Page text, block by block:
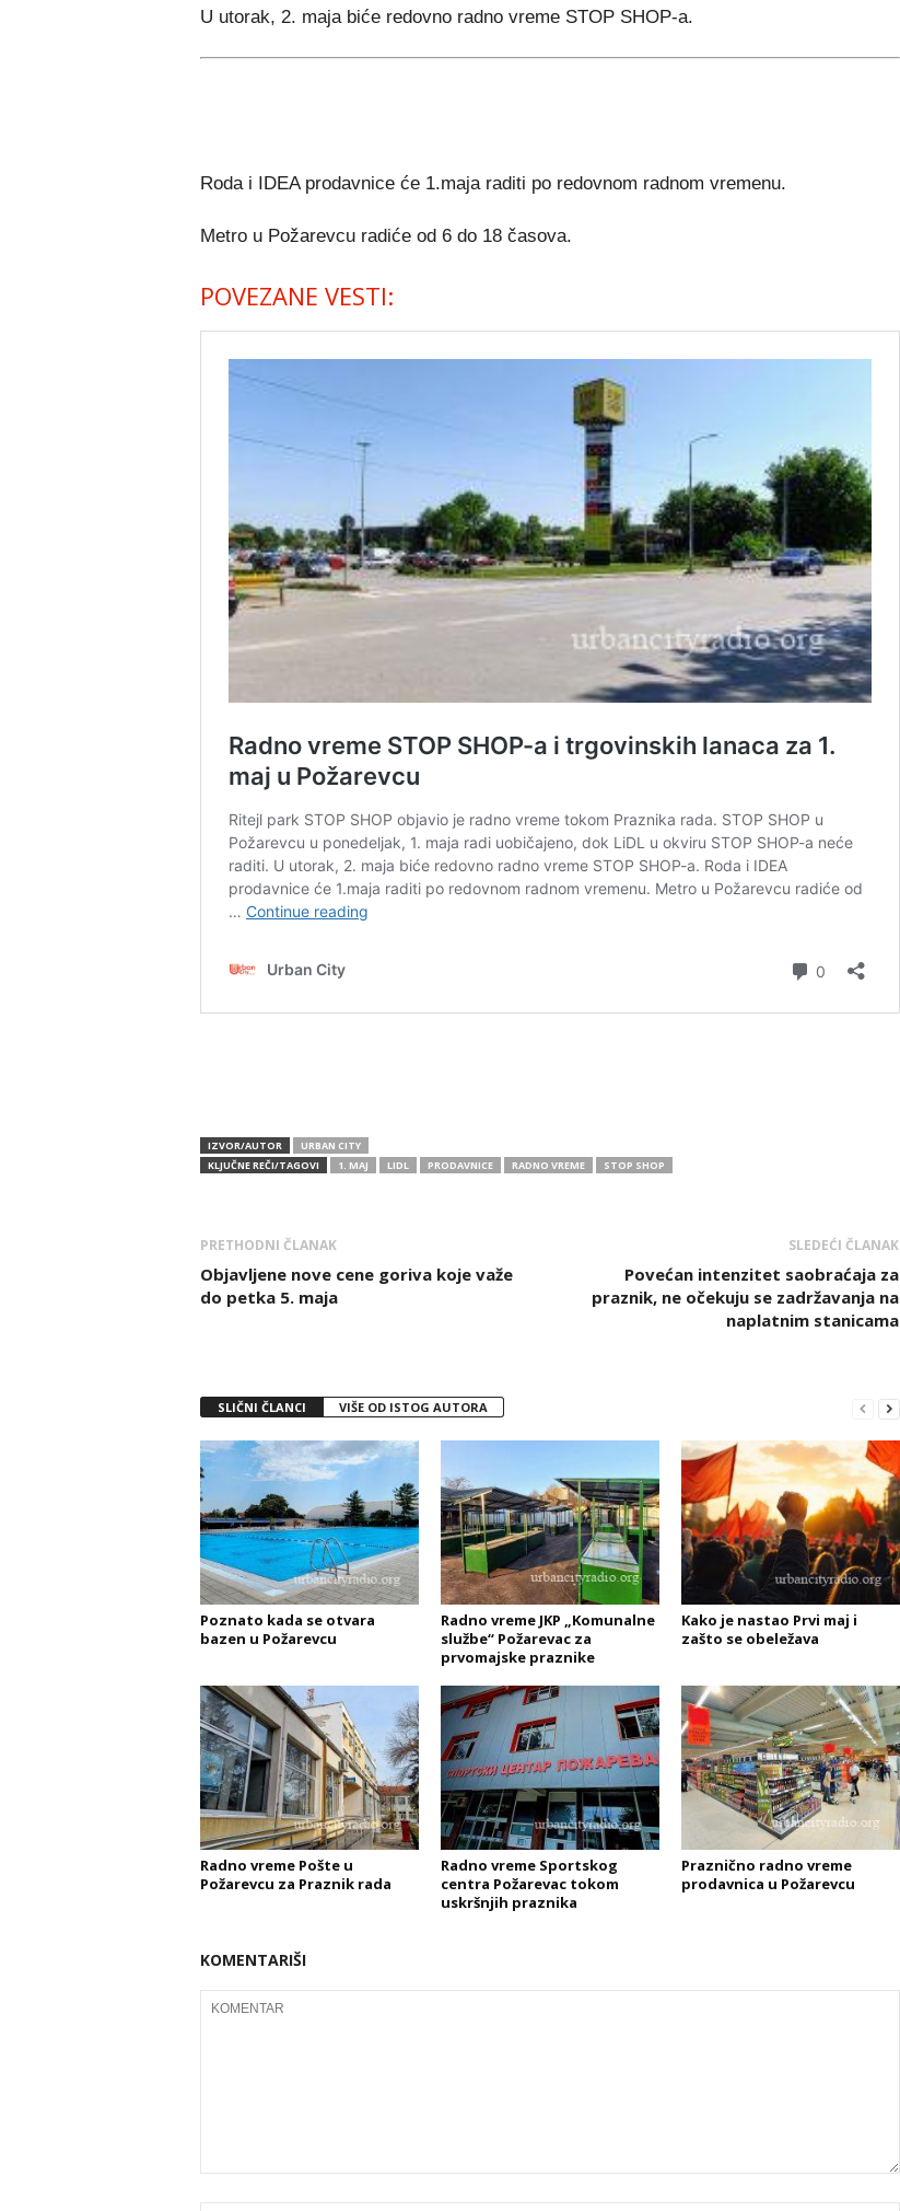
U utorak, 2. maja biće redovno radno vreme STOP SHOP-a.
Roda i IDEA prodavnice će 1.maja raditi po redovnom radnom vremenu.
Metro u Požarevcu radiće od 6 do 18 časova.
POVEZANE VESTI:
IZVOR/AUTOR
URBAN CITY
KLJUČNE REČI/TAGOVI
1. MAJ LIDL PRODAVNICE RADNO VREME STOP SHOP
PRETHODNI ČLANAK
Objavljene nove cene goriva koje važe
do petka 5. maja
SLEDEĆI ČLANAK
Povećan intenzitet saobraćaja za
praznik, ne očekuju se zadržavanja na
naplatnim stanicama
SLIČNI ČLANCI VIŠE OD ISTOG AUTORA
Poznato kada se otvara
bazen u Požarevcu
Radno vreme JKP „Komunalne
službe“ Požarevac za
prvomajske praznike
Kako je nastao Prvi maj i
zašto se obeležava
Radno vreme Pošte u
Požarevcu za Praznik rada
Radno vreme Sportskog
centra Požarevac tokom
uskršnjih praznika
Praznično radno vreme
prodavnica u Požarevcu
KOMENTARIŠI